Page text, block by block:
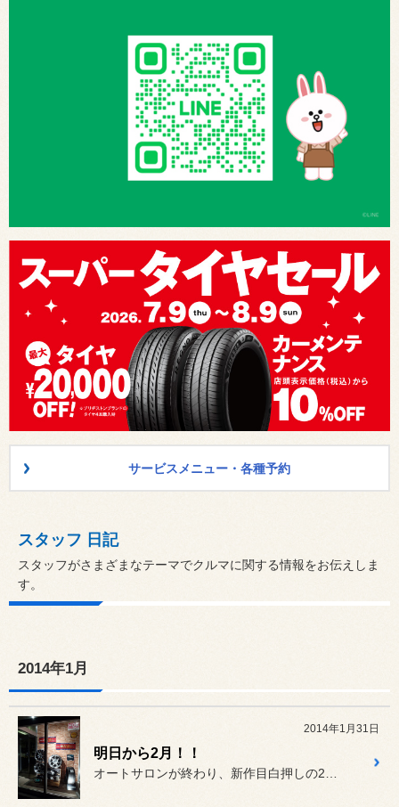
サービスメニュー・各種予約
スタッフ 日記
スタッフがさまざまなテーマでクルマに関する情報をお伝えしま
す。
2014年1月
2014年1月31日
明日から2月！！